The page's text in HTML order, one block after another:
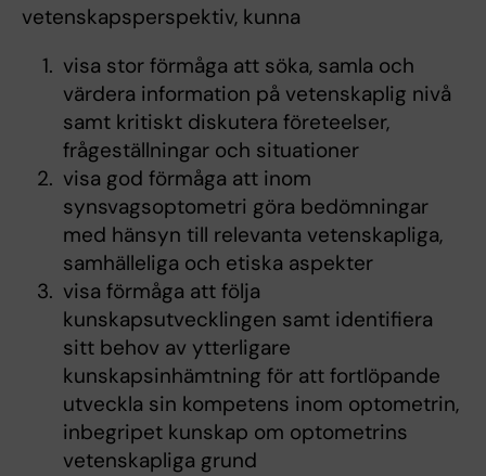
vetenskapsperspektiv, kunna
visa stor förmåga att söka, samla och
värdera information på vetenskaplig nivå
samt kritiskt diskutera företeelser,
frågeställningar och situationer
visa god förmåga att inom
synsvagsoptometri göra bedömningar
med hänsyn till relevanta vetenskapliga,
samhälleliga och etiska aspekter
visa förmåga att följa
kunskapsutvecklingen samt identifiera
sitt behov av ytterligare
kunskapsinhämtning för att fortlöpande
utveckla sin kompetens inom optometrin,
inbegripet kunskap om optometrins
vetenskapliga grund